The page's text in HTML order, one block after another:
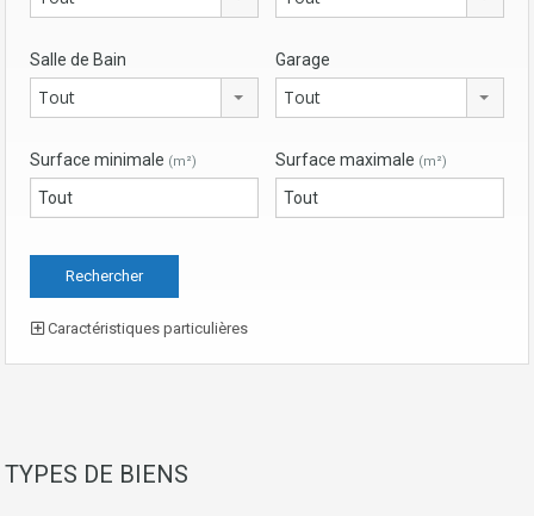
Salle de Bain
Tout
Garage
Tout
Surface minimale (m²) Surface maximale (m²)
Caractéristiques particulières
TYPES DE BIENS